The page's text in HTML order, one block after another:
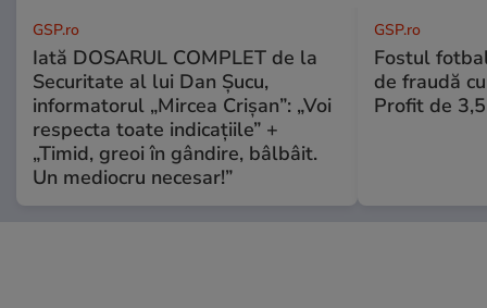
GSP.ro
Iată DOSARUL COMPLET de la
Securitate al lui Dan Șucu,
informatorul „Mircea Crișan”: „Voi
respecta toate indicațiile” +
„Timid, greoi în gândire, bâlbâit.
Un mediocru necesar!”
GSP.ro
Fostul
de fraudă
Profit de